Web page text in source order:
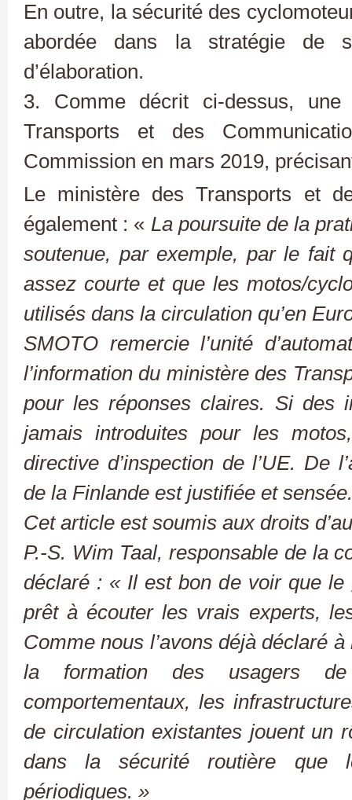
En outre, la sécurité des
abordée dans la stratégie de
d’élaboration.
3. Comme décrit ci-dessus,
Transports et des
Commission en mars 2019,
Le ministère des Transports et
également : « La poursuite de la
soutenue, par exemple, par le fait
assez courte et que les motos/
utilisés dans la circulation qu’en
SMOTO remercie l’unité
l’information du ministère des
pour les réponses claires. Si des
jamais introduites pour les
directive d’inspection de l’UE. De
de la Finlande est justifiée et
Cet article est soumis aux droits
P.-S. Wim Taal, responsable de la
déclaré : « Il est bon de voir que le
prêt à écouter les vrais experts,
Comme nous l’avons déjà déclaré
la formation des usagers
comportementaux, les
de circulation existantes jouent un
dans la sécurité routière que
périodiques. »